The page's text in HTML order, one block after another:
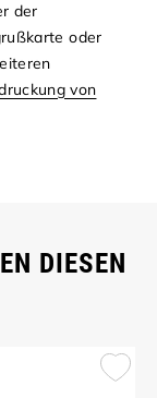
der
oder
von
DIESEN